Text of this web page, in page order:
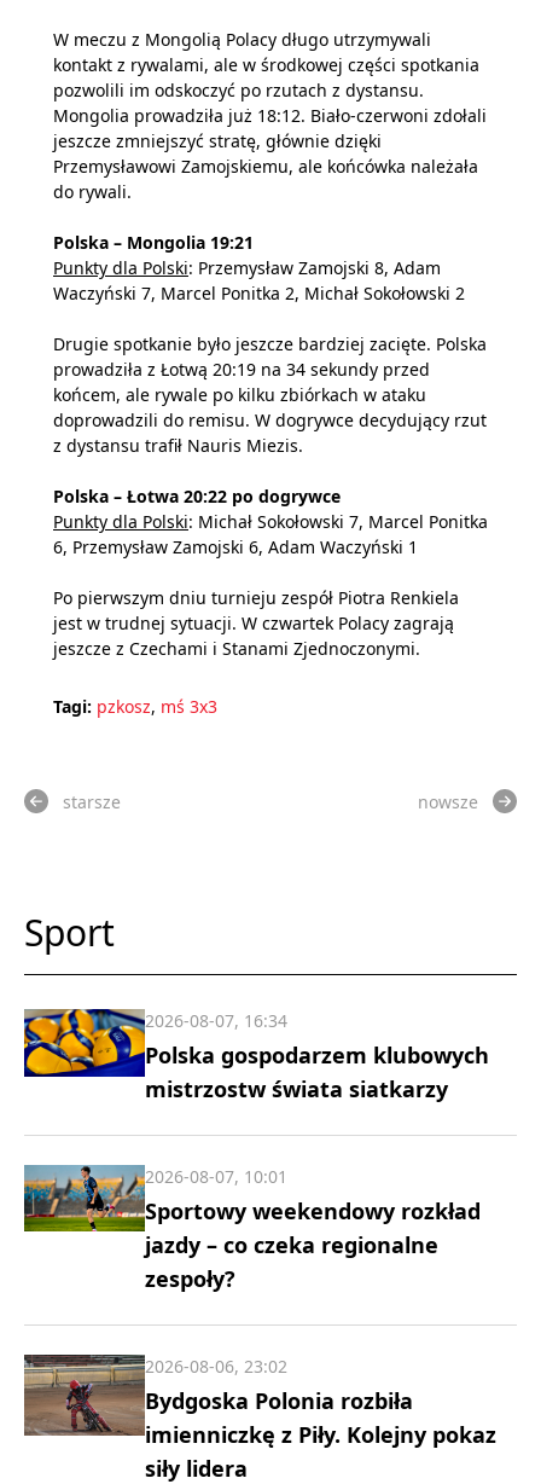
W meczu z Mongolią Polacy długo utrzymywali
kontakt z rywalami, ale w środkowej części spotkania
pozwolili im odskoczyć po rzutach z dystansu.
Mongolia prowadziła już 18:12. Biało-czerwoni zdołali
jeszcze zmniejszyć stratę, głównie dzięki
Przemysławowi Zamojskiemu, ale końcówka należała
do rywali.
Polska – Mongolia 19:21
Punkty dla Polski: Przemysław Zamojski 8, Adam
Waczyński 7, Marcel Ponitka 2, Michał Sokołowski 2
Drugie spotkanie było jeszcze bardziej zacięte. Polska
prowadziła z Łotwą 20:19 na 34 sekundy przed
końcem, ale rywale po kilku zbiórkach w ataku
doprowadzili do remisu. W dogrywce decydujący rzut
z dystansu trafił Nauris Miezis.
Polska – Łotwa 20:22 po dogrywce
Punkty dla Polski: Michał Sokołowski 7, Marcel Ponitka
6, Przemysław Zamojski 6, Adam Waczyński 1
Po pierwszym dniu turnieju zespół Piotra Renkiela
jest w trudnej sytuacji. W czwartek Polacy zagrają
jeszcze z Czechami i Stanami Zjednoczonymi.
Tagi: pzkosz, mś 3x3
starsze nowsze
Sport
Polska gospodarzem klubowych
mistrzostw świata siatkarzy
2026-08-07, 16:34
Sportowy weekendowy rozkład
jazdy – co czeka regionalne
zespoły?
2026-08-07, 10:01
Bydgoska Polonia rozbiła
imienniczkę z Piły. Kolejny pokaz
siły lidera
2026-08-06, 23:02